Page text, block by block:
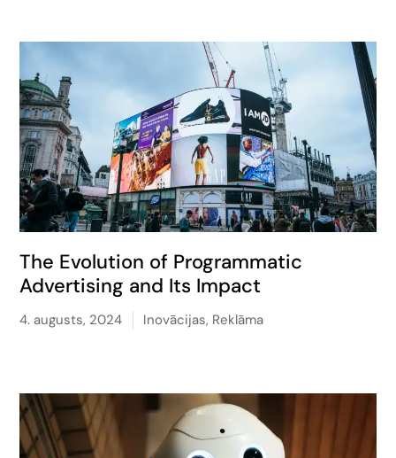
The Evolution of Programmatic
Advertising and Its Impact
4. augusts, 2024 Inovācijas, Reklāma